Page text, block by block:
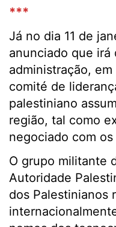
***
Já no dia 11 de
anunciado que irá
administração,
comité de
palestiniano
região, tal como
negociado com
O grupo militante
Autoridade
dos Palestinianos